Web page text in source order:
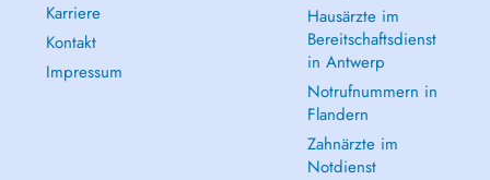
Karriere
Kontakt
Impressum
Hausärzte im
Bereitschaftsdienst
in Antwerp
Notrufnummern in
Flandern
Zahnärzte im
Notdienst